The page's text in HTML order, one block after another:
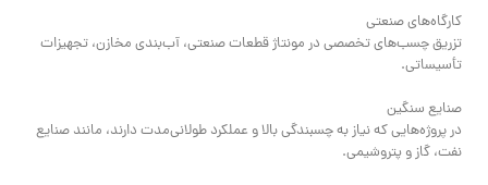
کارگاه‌های صنعتی
تزریق چسب‌های تخصصی در مونتاژ قطعات صنعتی، آب‌بندی مخازن، تجهیزات
تأسیساتی.
صنایع سنگین
در پروژه‌هایی که نیاز به چسبندگی بالا و عملکرد طولانی‌مدت دارند، مانند صنایع
نفت، گاز و پتروشیمی.